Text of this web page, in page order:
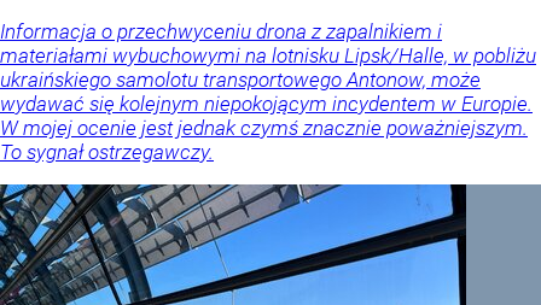
Informacja o przechwyceniu drona z zapalnikiem i
materiałami wybuchowymi na lotnisku Lipsk/Halle, w pobliżu
ukraińskiego samolotu transportowego Antonow, może
wydawać się kolejnym niepokojącym incydentem w Europie.
W mojej ocenie jest jednak czymś znacznie poważniejszym.
To sygnał ostrzegawczy.